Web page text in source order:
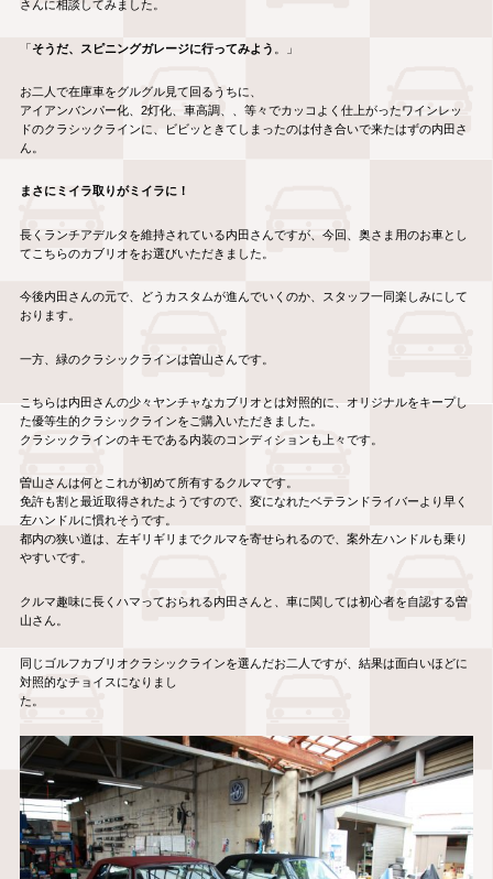
さんに相談してみました。
「そうだ、スピニングガレージに行ってみよう 。」
お二人で在庫車をグルグル見て回るうちに、
アイアンバンパー化、2灯化、車高調、、等々でカッコよく仕上がったワインレッ
ドのクラシックラインに、ビビッときてしまったのは付き合いで来たはずの内田さ
ん。
まさにミイラ取りがミイラに！
長くランチアデルタを維持されている内田さんですが、今回、奥さま用のお車とし
てこちらのカブリオをお選びいただきました。
今後内田さんの元で、どうカスタムが進んでいくのか、スタッフ一同楽しみにして
おります。
一方、緑のクラシックラインは曽山さんです。
こちらは内田さんの少々ヤンチャなカブリオとは対照的に、オリジナルをキープし
た優等生的クラシックラインをご購入いただきました。
クラシックラインのキモである内装のコンディションも上々です。
曽山さんは何とこれが初めて所有するクルマです。
免許も割と最近取得されたようですので、変になれたベテランドライバーより早く
左ハンドルに慣れそうです。
都内の狭い道は、左ギリギリまでクルマを寄せられるので、案外左ハンドルも乗り
やすいです。
クルマ趣味に長くハマっておられる内田さんと、車に関しては初心者を自認する曽
山さん。
同じゴルフカブリオクラシックラインを選んだお二人ですが、結果は面白いほどに
対照的なチョイスになりまし
た。